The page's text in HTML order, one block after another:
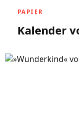
PAPIER
Kalender